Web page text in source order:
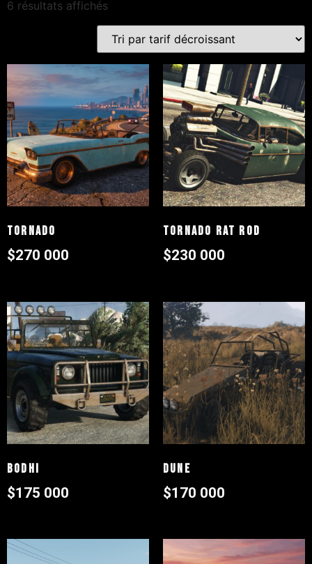
6 résultats affichés
Tornado
$270 000
Tornado Rat Rod
$230 000
Bodhi
$175 000
Dune
$170 000